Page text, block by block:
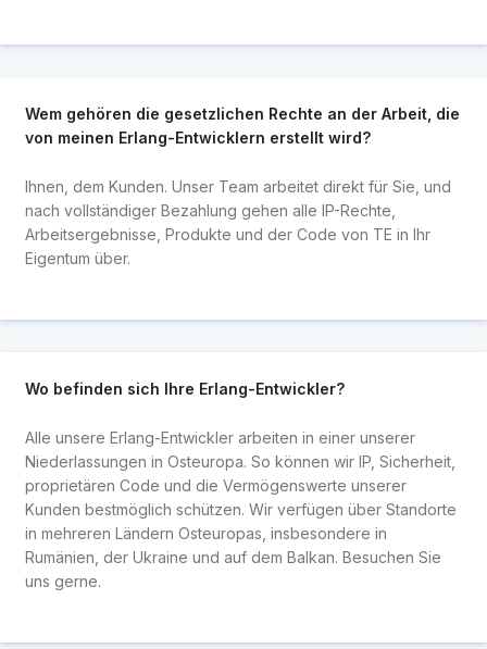
Wem gehören die gesetzlichen Rechte an der Arbeit, die
von meinen Erlang-Entwicklern erstellt wird?
Ihnen, dem Kunden. Unser Team arbeitet direkt für Sie, und
nach vollständiger Bezahlung gehen alle IP-Rechte,
Arbeitsergebnisse, Produkte und der Code von TE in Ihr
Eigentum über.
Wo befinden sich Ihre Erlang-Entwickler?
Alle unsere Erlang-Entwickler arbeiten in einer unserer
Niederlassungen in Osteuropa. So können wir IP, Sicherheit,
proprietären Code und die Vermögenswerte unserer
Kunden bestmöglich schützen. Wir verfügen über Standorte
in mehreren Ländern Osteuropas, insbesondere in
Rumänien, der Ukraine und auf dem Balkan. Besuchen Sie
uns gerne.